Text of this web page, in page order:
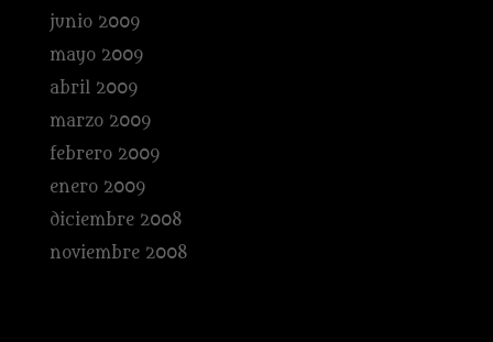
junio 2009
mayo 2009
abril 2009
marzo 2009
febrero 2009
enero 2009
diciembre 2008
noviembre 2008